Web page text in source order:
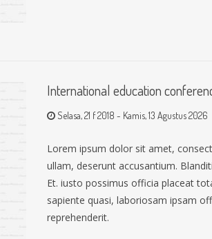
International education
Selasa, 21 f 2018 - Kamis, 13 Agustus 2026
Lorem ipsum dolor sit amet,
ullam, deserunt accusantium.
Et. iusto possimus officia placeat
sapiente quasi, laboriosam ipsam
reprehenderit.